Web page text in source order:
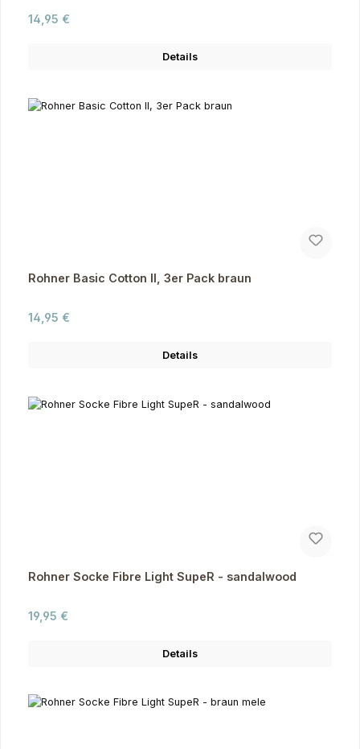
Regulärer Preis:
14,95 €
Details
Rohner Basic Cotton II, 3er Pack braun
Regulärer Preis:
14,95 €
Details
Rohner Socke Fibre Light SupeR - sandalwood
Regulärer Preis:
19,95 €
Details